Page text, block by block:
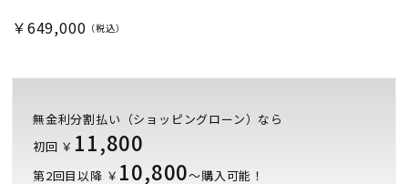
￥649,000 （税込）
無金利分割払い（ショッピングローン）なら
初回 ￥ 11,800
第2回目以降 ￥ 10,800～購入可能！